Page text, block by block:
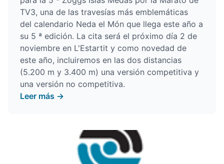
TV3, una de las travesías más emblemáticas
del calendario Neda el Món que llega este año a
su 5 ª edición. La cita será el próximo día 2 de
noviembre en L'Estartit y como novedad de
este año, incluiremos en las dos distancias
(5.200 m y 3.400 m) una versión competitiva y
una versión no competitiva.
Leer más →